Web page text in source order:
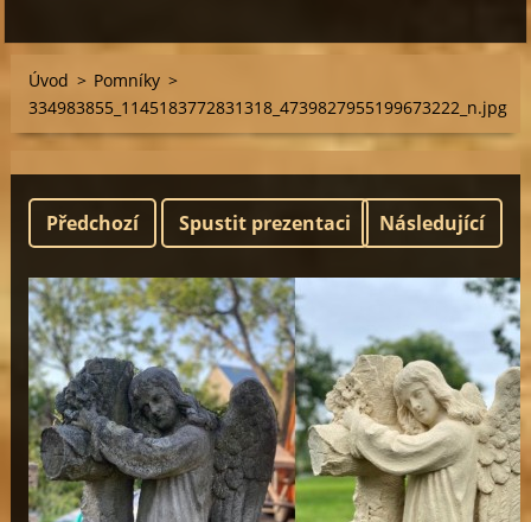
Úvod > Pomníky >
334983855_1145183772831318_4739827955199673222_n.jpg
Předchozí Spustit prezentaci Následující